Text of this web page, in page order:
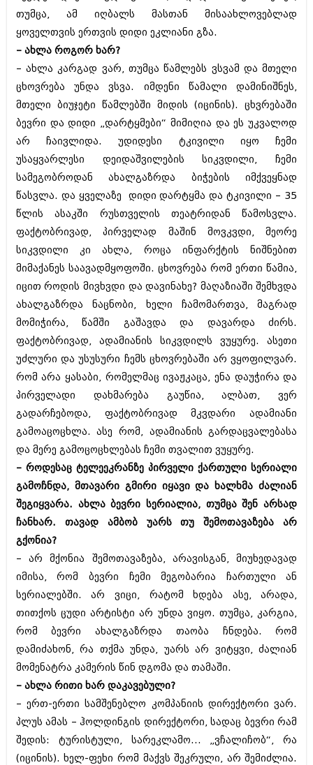
მარტი 2014 (413)
თებერვალი 2014 (318)
იანვარი 2014 (297)
დეკემბერი 2013 (365)
ნოემბერი 2013 (279)
ოქტომბერი 2013 (256)
სექტემბერი 2013 (368)
აგვისტო 2013 (89)
ივნისი 2013 (212)
მაისი 2013 (259)
აპრილი 2013 (304)
მარტი 2013 (352)
თებერვალი 2013 (204)
იანვარი 2013 (334)
დეკემბერი 2012 (98)
ნოემბერი 2012 (295)
ოქტომბერი 2012 (350)
სექტემბერი 2012 (264)
აგვისტო 2012 (268)
ივლისი 2012 (322)
მაისი 2012 (240)
აპრილი 2012 (294)
მარტი 2012 (259)
თებერვალი 2012 (376)
იანვარი 2012 (322)
ნოემბერი 2011 (471)
ოქტომბერი 2011 (754)
სექტემბერი 2011 (407)
აგვისტო 2011 (249)
ივლისი 2011 (400)
ივნისი 2011 (438)
მაისი 2011 (415)
მარტი 2011 (654)
თებერვალი 2011 (329)
იანვარი 2011 (647)
ნოემბერი 2010 (422)
ოქტომბერი 2010 (341)
სექტემბერი 2010 (449)
აგვისტო 2010 (461)
ივლისი 2010 (556)
ივნისი 2010 (685)
მაისი 2010 (232)
მარტი 2010 (454)
თებერვალი 2010 (421)
იანვარი 2010 (422)
დეკემბერი 2009 (510)
ნოემბერი 2009 (308)
ოქტომბერი 2009 (382)
სექტემბერი 2009 (541)
თუმცა, ამ იღბალს მასთან მისაახლოვებლად
ყოველთვის ერთვის დიდი ეკლიანი გზა.
– ახლა როგორ ხარ?
– ახლა კარგად ვარ, თუმცა წამლებს ვსვამ და მთელი
ცხოვრება უნდა ვსვა. იმდენი წამალი დამინიშნეს,
მთელი ბიუჯეტი წამლებში მიდის (იცინის). ცხვრებაში
ბევრი და დიდი „დარტყმები“ მიმიღია და ეს უკვალოდ
არ ჩაივლიდა. უდიდესი ტკივილი იყო ჩემი
უსაყვარლესი დეიდაშვილების სიკვდილი, ჩემი
სამეგობროდან ახალგაზრდა ბიჭების იმქვეყნად
წასვლა. და ყველაზე დიდი დარტყმა და ტკივილი – 35
წლის ასაკში რუსთველის თეატრიდან წამოსვლა.
ფაქტობრივად, პირველად მაშინ მოვკვდი, მეორე
სიკვდილი კი ახლა, როცა ინფარქტის ნიშნებით
მიმაქანეს საავადმყოფოში. ცხოვრება რომ ერთი წამია,
იცით როდის მივხვდი და დავინახე? მაღაზიაში შემხვდა
ახალგაზრდა ნაცნობი, ხელი ჩამომართვა, მაგრად
მომიჭირა, წამში გაშავდა და დავარდა ძირს.
ფაქტობრივად, ადამიანის სიკვდილს ვუყურე. ასეთი
უძლური და უსუსური ჩემს ცხოვრებაში არ ვყოფილვარ.
რომ არა ყასაბი, რომელმაც ივაჟკაცა, ენა დაუჭირა და
პირველადი დახმარება გაუწია, ალბათ, ვერ
გადარჩებოდა, ფაქტობრივად მკვდარი ადამიანი
გამოაცოცხლა. ასე რომ, ადამიანის გარდაცვალებასა
და მერე გამოცოცხლებას ჩემი თვალით ვუყურე.
– როდესაც ტელეეკრანზე პირველი ქართული სერიალი
გამოჩნდა, მთავარი გმირი იყავი და ხალხმა ძალიან
შეგიყვარა. ახლა ბევრი სერიალია, თუმცა შენ არსად
ჩანხარ. თავად ამბობ უარს თუ შემოთავაზება არ
გქონია?
– არ მქონია შემოთავაზება, არავისგან, მიუხედავად
იმისა, რომ ბევრი ჩემი მეგობარია ჩართული ან
სერიალებში. არ ვიცი, რატომ ხდება ასე, არადა,
თითქოს ცუდი არტისტი არ უნდა ვიყო. თუმცა, კარგია,
რომ ბევრი ახალგაზრდა თაობა ჩნდება. რომ
დამიძახონ, რა თქმა უნდა, უარს არ ვიტყვი, ძალიან
მომენატრა კამერის წინ დგომა და თამაში.
– ახლა რითი ხარ დაკავებული?
– ერთ-ერთი სამშენებლო კომპანიის დირექტორი ვარ.
პლუს ამას – ჰოლდინგის დირექტორი, სადაც ბევრი რამ
შედის: ტურისტული, სარეკლამო... „ვჩალიჩობ“, რა
(იცინის). ხელ-ფეხი რომ მაქვს შეკრული, არ შემიძლია.